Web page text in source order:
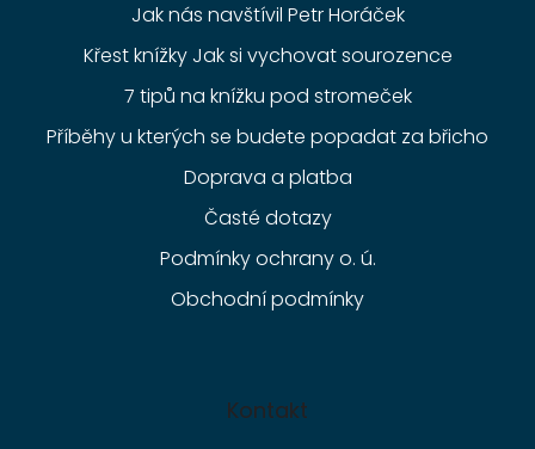
Jak nás navštívil Petr Horáček
Křest knížky Jak si vychovat sourozence
7 tipů na knížku pod stromeček
Příběhy u kterých se budete popadat za břicho
Doprava a platba
Časté dotazy
Podmínky ochrany o. ú.
Obchodní podmínky
Kontakt